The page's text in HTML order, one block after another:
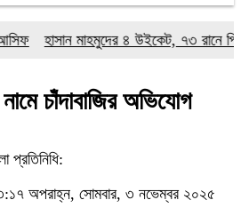
হাসান মাহমুদের ৪ উইকেট, ৭৩ রানে পিছিয়ে
চাঁদাবাজির অভিযোগ
প্রতিনিধি:
অপরাহ্ন, সোমবার, ৩ নভেম্বর ২০২৫